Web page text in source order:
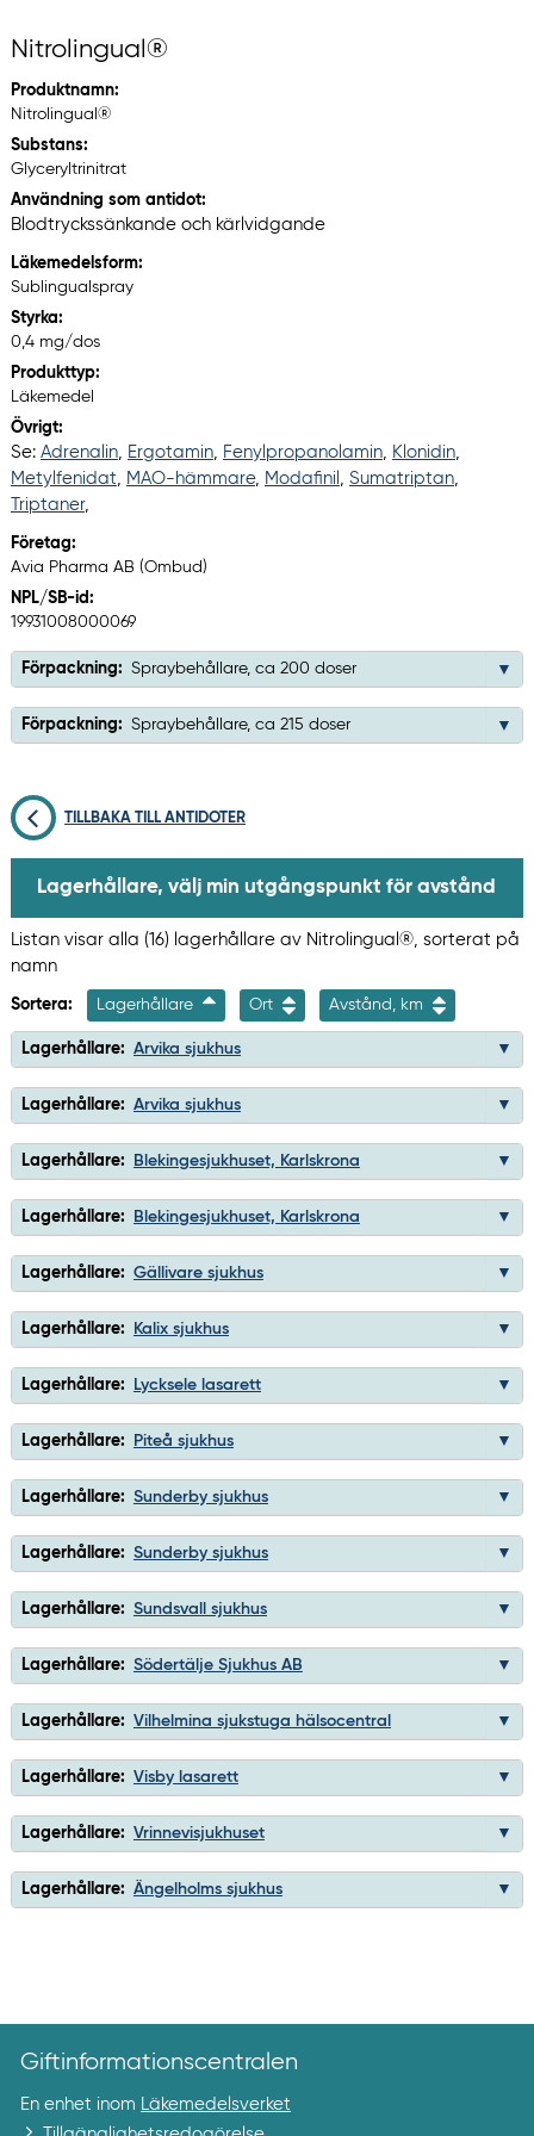
Nitrolingual®
Produktnamn:
Nitrolingual®
Substans:
Glyceryltrinitrat
Användning som antidot:
Blodtryckssänkande och kärlvidgande
Läkemedelsform:
Sublingualspray
Styrka:
0,4 mg/dos
Produkttyp:
Läkemedel
Övrigt:
Se: Adrenalin, Ergotamin, Fenylpropanolamin, Klonidin,
Metylfenidat, MAO-hämmare, Modafinil , Sumatriptan,
Triptaner,
Företag:
Avia Pharma AB (Ombud)
NPL/SB-id:
19931008000069
Förpackning: Spraybehållare, ca 200 doser
Förpackning: Spraybehållare, ca 215 doser
TILLBAKA TILL ANTIDOTER
Lagerhållare, välj min utgångspunkt för avstånd
Listan visar alla (16) lagerhållare av Nitrolingual®, sorterat på
namn
Sortera: Lagerhållare Ort Avstånd, km
Lagerhållare: Arvika sjukhus
Lagerhållare: Arvika sjukhus
Lagerhållare: Blekingesjukhuset, Karlskrona
Lagerhållare: Blekingesjukhuset, Karlskrona
Lagerhållare: Gällivare sjukhus
Lagerhållare: Kalix sjukhus
Lagerhållare: Lycksele lasarett
Lagerhållare: Piteå sjukhus
Lagerhållare: Sunderby sjukhus
Lagerhållare: Sunderby sjukhus
Lagerhållare: Sundsvall sjukhus
Lagerhållare: Södertälje Sjukhus AB
Lagerhållare: Vilhelmina sjukstuga hälsocentral
Lagerhållare: Visby lasarett
Lagerhållare: Vrinnevisjukhuset
Lagerhållare: Ängelholms sjukhus
Giftinformationscentralen
En enhet inom
Läkemedelsverket